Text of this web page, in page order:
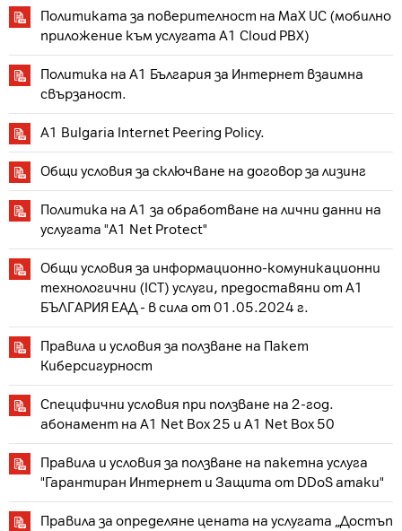
Политиката за поверителност на MaX UC (мобилно
приложение към услугата A1 Cloud PBX)
Политика на A1 България за Интернет взаимна
свързаност.
A1 Bulgaria Internet Peering Policy.
Общи условия за сключване на договор за лизинг
Политика на A1 за обработване на лични данни на
услугата "A1 Net Protect"
Общи условия за информационно-комуникационни
технологични (ICT) услуги, предоставяни от А1
БЪЛГАРИЯ ЕАД - в сила от 01.05.2024 г.
Правила и условия за ползване на Пакет
Киберсигурност
Специфични условия при ползване на 2-год.
абонамент на А1 Net Box 25 и A1 Net Box 50
Правила и условия за ползване на пакетна услуга
"Гарантиран Интернет и Защита от DDoS атаки"
Правила за определяне цената на услугата „Достъп